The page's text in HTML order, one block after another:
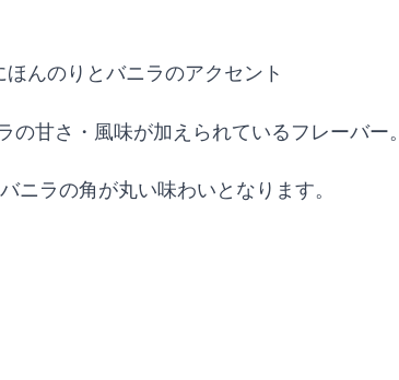
んのりとバニラのアクセント
甘さ・風味が加えられているフレーバー。
ニラの角が丸い味わいとなります。